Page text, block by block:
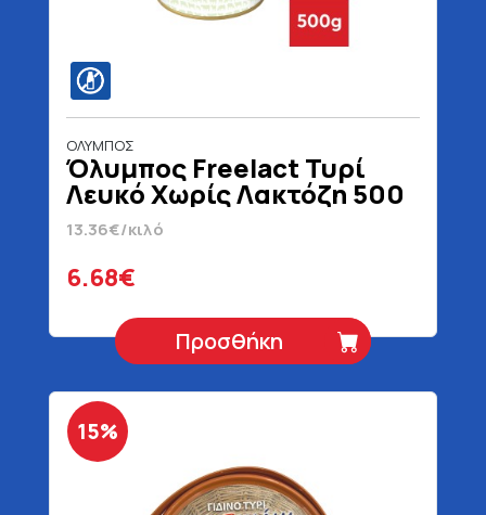
ΟΛΥΜΠΟΣ
Όλυμπος Freelact Τυρί
Λευκό Χωρίς Λακτόζη 500
gr
13.36€/κιλό
6.68€
Προσθήκη
15%